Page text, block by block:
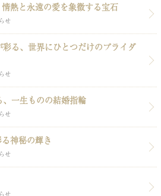
熱と永遠の愛を象徴する宝石
せ
る、世界にひとつだけのブライダ
せ
一生ものの結婚指輪
せ
神秘の輝き
せ
せ